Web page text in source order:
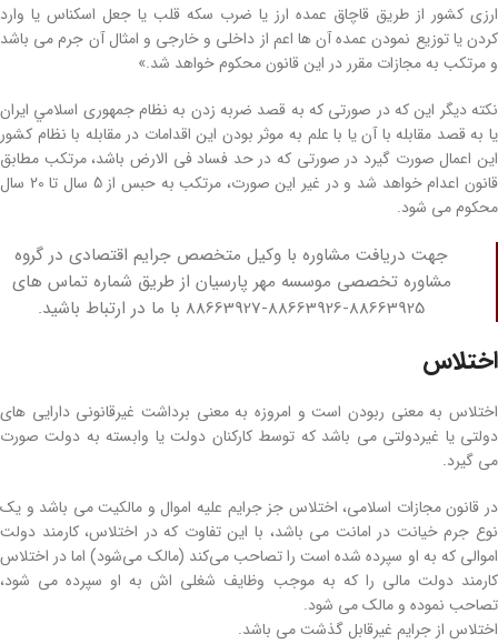
ارزی کشور از طریق قاچاق عمده ارز یا ضرب سکه قلب یا جعل اسکناس یا وارد
کردن یا توزیع نمودن عمده آن ها اعم ‌از داخلی و خارجی و امثال آن جرم می‌ باشد
و مرتکب به مجازات مقرر در این قانون محکوم خواهد شد.»
نکته دیگر این که در صورتی که به قصد ضربه زدن به نظام جمهوری اسلامي ايران
يا به قصد مقابله با آن يا با علم به موثر بودن این اقدامات در مقابله با نظام کشور
این اعمال صورت گیرد در صورتی که در حد فساد فی الارض باشد، مرتکب مطابق
قانون اعدام خواهد شد و در غير اين صورت، مرتکب به حبس از 5 سال تا 20 سال
محکوم می شود.
جهت دریافت مشاوره با وکیل متخصص جرایم اقتصادی در گروه
مشاوره تخصصی موسسه مهر پارسیان از طریق شماره تماس های
88663925-88663926-88663927 با ما در ارتباط باشید.
اختلاس
اختلاس به معنی ربودن است و امروزه به معنی برداشت غیرقانونی دارایی‌ های
دولتی یا غیردولتی می‌ باشد که توسط کارکنان دولت یا وابسته به دولت صورت
می‌ گیرد.
در قانون مجازات اسلامی، اختلاس جز جرایم علیه اموال و مالکیت می‌ باشد و یک
نوع جرم خیانت در امانت می‌ باشد، با این تفاوت که در اختلاس، کارمند دولت
اموالی که به او سپرده شده است را تصاحب می‌کند (مالک می‌شود) اما در اختلاس
کارمند دولت مالی را که به موجب وظایف شغلی‌ اش به او سپرده می‌ شود،
تصاحب نموده و مالک می‌ شود.
اختلاس از جرایم غیرقابل گذشت می‌ باشد.